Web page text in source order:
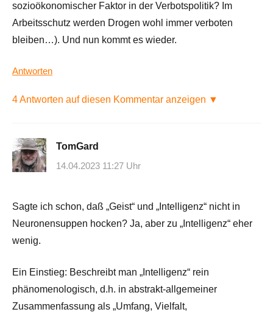
sozioökonomischer Faktor in der Verbotspolitik? Im
Arbeitsschutz werden Drogen wohl immer verboten
bleiben…). Und nun kommt es wieder.
Antworten
4 Antworten auf diesen Kommentar anzeigen ▼
TomGard
14.04.2023 11:27 Uhr
Sagte ich schon, daß „Geist“ und „Intelligenz“ nicht in
Neuronensuppen hocken? Ja, aber zu „Intelligenz“ eher
wenig.
Ein Einstieg: Beschreibt man „Intelligenz“ rein
phänomenologisch, d.h. in abstrakt-allgemeiner
Zusammenfassung als „Umfang, Vielfalt,